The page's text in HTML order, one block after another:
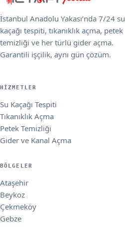
İstanbul Anadolu Yakası’nda 7/24 su
kaçağı tespiti, tıkanıklık açma, petek
temizliği ve her türlü gider açma.
Garantili işçilik, aynı gün çözüm.
HIZMETLER
Su Kaçağı Tespiti
Tıkanıklık Açma
Petek Temizliği
Gider ve Kanal Açma
BÖLGELER
Ataşehir
Beykoz
Çekmeköy
Gebze